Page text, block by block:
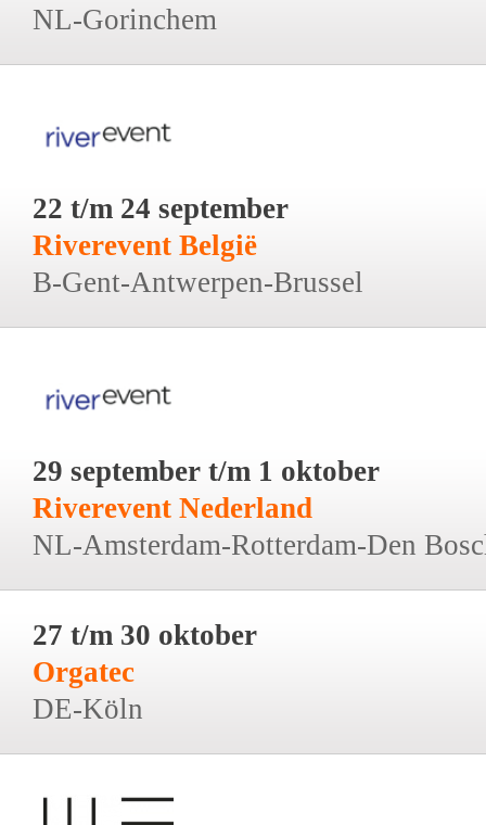
NL-Gorinchem
22 t/m 24 september
Riverevent België
B-Gent-Antwerpen-Brussel
29 september t/m 1 oktober
Riverevent Nederland
NL-Amsterdam-Rotterdam-Den
27 t/m 30 oktober
Orgatec
DE-Köln